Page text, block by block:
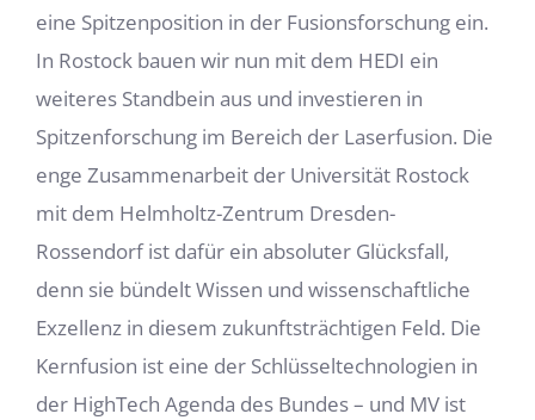
eine Spitzenposition in der Fusionsforschung ein.
In Rostock bauen wir nun mit dem HEDI ein
weiteres Standbein aus und investieren in
Spitzenforschung im Bereich der Laserfusion. Die
enge Zusammenarbeit der Universität Rostock
mit dem Helmholtz-Zentrum Dresden-
Rossendorf ist dafür ein absoluter Glücksfall,
denn sie bündelt Wissen und wissenschaftliche
Exzellenz in diesem zukunftsträchtigen Feld. Die
Kernfusion ist eine der Schlüsseltechnologien in
der HighTech Agenda des Bundes – und MV ist